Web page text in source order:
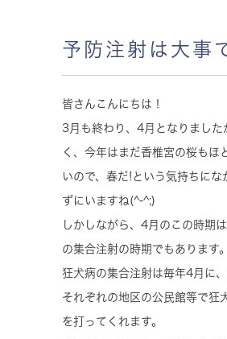
予防注射は大事
皆さんこんにちは！
3月も終わり、4月となりました
く、今年はまだ香椎宮の桜もほ
いので、春だ!という気持ちにな
ずにいますね(^-^;)
しかしながら、4月のこの時期
の集合注射の時期でもあります。
狂犬病の集合注射は毎年4月に
それぞれの地区の公民館等で狂
を打ってくれます。